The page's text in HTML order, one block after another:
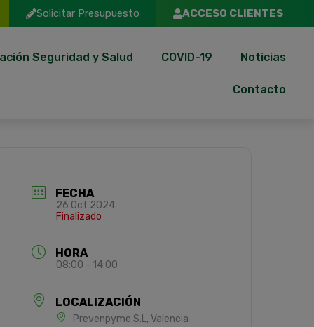
Solicitar Presupuesto ACCESO CLIENTES
Seguridad y Salud COVID-19 Noticias
Contacto
FECHA
26 Oct 2024
Finalizado
HORA
08:00 - 14:00
LOCALIZACIÓN
Prevenpyme S.L, Valencia